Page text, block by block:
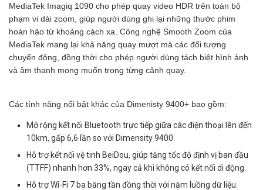
MediaTek Imagiq 1090 cho phép quay video HDR trên toàn bộ
phạm vi dải zoom, giúp người dùng ghi lại những thước phim
hoàn hảo từ khoảng cách xa. Công nghệ Smooth Zoom của
MediaTek mang lại khả năng quay mượt mà các đối tượng
chuyển động, đồng thời cho phép người dùng tách biệt hình ảnh
và âm thanh mong muốn trong từng cảnh quay.
Các tính năng nổi bật khác của Dimenisty 9400+ bao gồm:
Mở rộng kết nối Bluetooth trực tiếp giữa các điện thoại lên đến
10km, gấp 6,6 lần so với Dimensity 9400.
Hỗ trợ kết nối vệ tinh BeiDou, giúp tăng tốc độ định vị ban đầu
(TTFF) nhanh hơn 33%, ngay cả khi không có kết nối di động.
Hỗ trợ Wi-Fi 7 ba băng tần đồng thời với năm luồng dữ liệu.